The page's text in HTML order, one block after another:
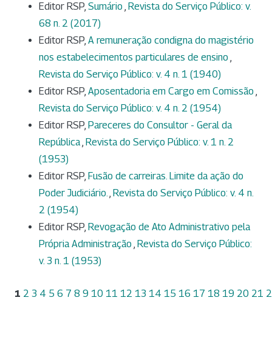
Editor RSP, Sumário , Revista do Serviço Público: v.
68 n. 2 (2017)
Editor RSP, A remuneração condigna do magistério
nos estabelecimentos particulares de ensino ,
Revista do Serviço Público: v. 4 n. 1 (1940)
Editor RSP, Aposentadoria em Cargo em Comissão ,
Revista do Serviço Público: v. 4 n. 2 (1954)
Editor RSP, Pareceres do Consultor - Geral da
República, Revista do Serviço Público: v. 1 n. 2
(1953)
Editor RSP, Fusão de carreiras. Limite da ação do
Poder Judiciário., Revista do Serviço Público: v. 4 n.
2 (1954)
Editor RSP, Revogação de Ato Administrativo pela
Própria Administração , Revista do Serviço Público:
v. 3 n. 1 (1953)
1 2 3 4 5 6 7 8 9 10 11 12 13 14 15 16 17 18 19 20 21